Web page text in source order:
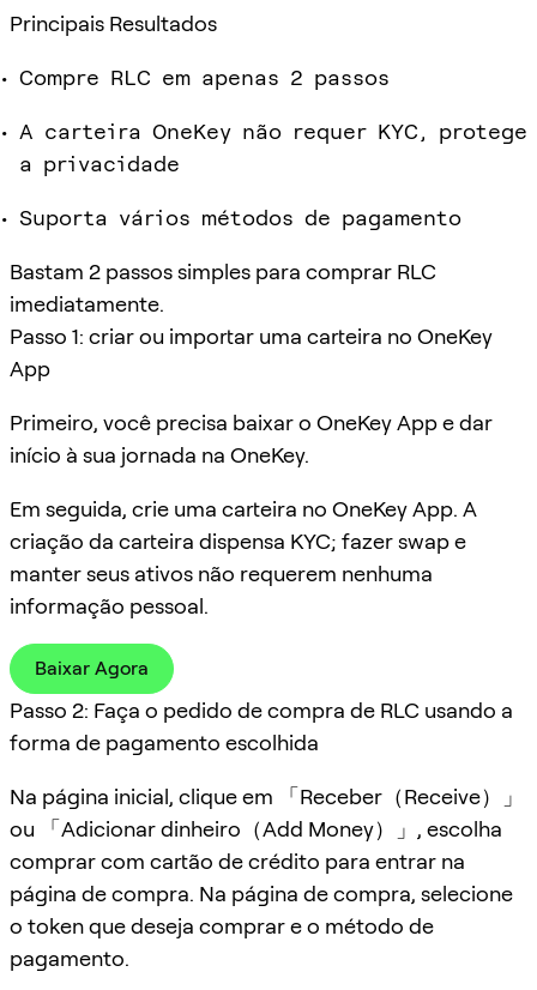
Principais Resultados
Compre RLC em apenas 2 passos
A carteira OneKey não requer KYC, protege
a privacidade
Suporta vários métodos de pagamento
Bastam 2 passos simples para comprar RLC
imediatamente.
Passo 1: criar ou importar uma carteira no OneKey
App
Primeiro, você precisa baixar o OneKey App e dar
início à sua jornada na OneKey.
Em seguida, crie uma carteira no OneKey App. A
criação da carteira dispensa KYC; fazer swap e
manter seus ativos não requerem nenhuma
informação pessoal.
Baixar Agora
Passo 2: Faça o pedido de compra de RLC usando a
forma de pagamento escolhida
Na página inicial, clique em 「Receber（Receive）」
ou 「Adicionar dinheiro（Add Money）」, escolha
comprar com cartão de crédito para entrar na
página de compra. Na página de compra, selecione
o token que deseja comprar e o método de
pagamento.